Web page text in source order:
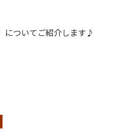
についてご紹介します♪